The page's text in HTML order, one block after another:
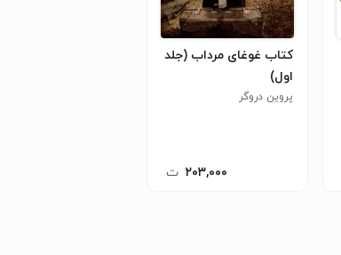
کتاب غوغای مرداب (جلد
اول)
پروین دروگر
۲۰۳,۰۰۰ ت